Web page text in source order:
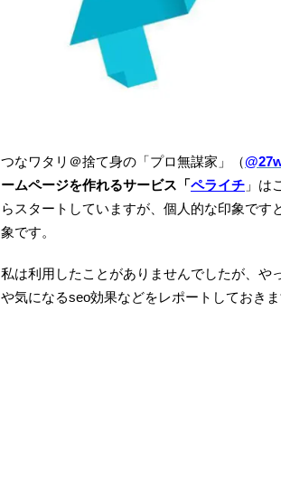
つなワタリ＠捨て身の「プロ無謀家」（
ームページを作れるサービス「ペライチ 」は
らスタートしていますが、個人的な印象です
象です。
私は利用したことがありませんでしたが、や
や気になるseo効果などをレポートしておきま